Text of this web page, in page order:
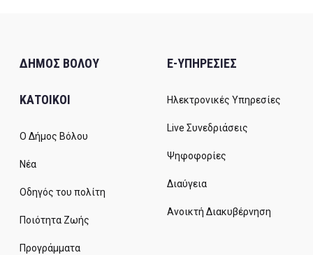
ΔΗΜΟΣ ΒΟΛΟΥ
ΚΑΤΟΙΚΟΙ
Ο Δήμος Βόλου
Νέα
Οδηγός του πολίτη
Ποιότητα Ζωής
Προγράμματα
E-ΥΠΗΡΕΣΙΕΣ
Ηλεκτρονικές Υπηρεσίες
Live Συνεδριάσεις
Ψηφοφορίες
Διαύγεια
Ανοικτή Διακυβέρνηση